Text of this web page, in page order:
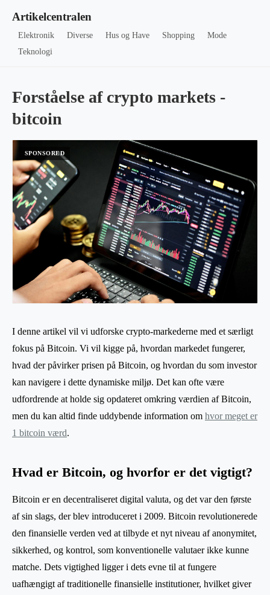
Artikelcentralen
Elektronik Diverse Hus og Have Shopping
Mode
Teknologi
Forståelse af crypto markets -
bitcoin
I denne artikel vil vi udforske crypto-markederne med et særligt
fokus på Bitcoin. Vi vil kigge på, hvordan markedet fungerer,
hvad der påvirker prisen på Bitcoin, og hvordan du som investor
kan navigere i dette dynamiske miljø. Det kan ofte være
udfordrende at holde sig opdateret omkring værdien af Bitcoin,
men du kan altid finde uddybende information om hvor meget er
1 bitcoin værd.
Hvad er Bitcoin, og hvorfor er det vigtigt?
Bitcoin er en decentraliseret digital valuta, og det var den første
af sin slags, der blev introduceret i 2009. Bitcoin revolutionerede
den finansielle verden ved at tilbyde et nyt niveau af anonymitet,
sikkerhed, og kontrol, som konventionelle valutaer ikke kunne
matche. Dets vigtighed ligger i dets evne til at fungere
uafhængigt af traditionelle finansielle institutioner, hvilket giver